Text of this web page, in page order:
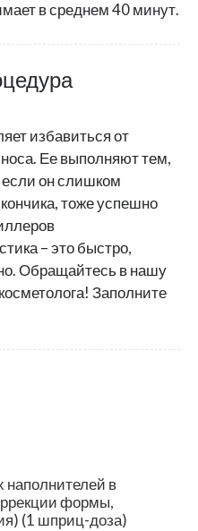
в среднем 40 минут.
избавиться от
Ее выполняют тем,
если он слишком
тоже успешно
– это быстро,
Обращайтесь в нашу
Заполните
наполнителей в
формы,
(1 шприц-доза)